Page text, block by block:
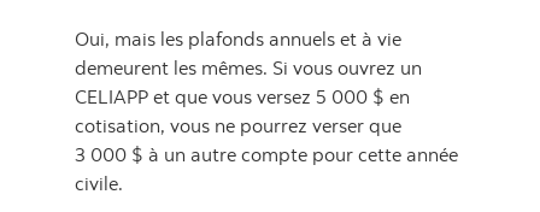
Oui, mais les plafonds annuels et à vie
demeurent les mêmes. Si vous ouvrez un
CELIAPP et que vous versez 5 000 $ en
cotisation, vous ne pourrez verser que
3 000 $ à un autre compte pour cette année
civile.